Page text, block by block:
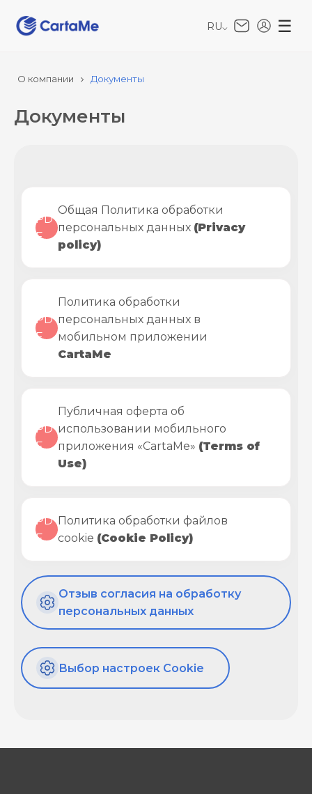
RU⌵
О компании Документы
Документы
PD
F
Общая Политика обработки
персональных данных (Privacy
policy)
PD
F
Политика обработки
персональных данных в
мобильном приложении
CartaMe
PD
F
Публичная оферта об
использовании мобильного
приложения «CartaMe» (Terms of
Use)
PD
F
Политика обработки файлов
cookie (Cookie Policy)
Отзыв согласия на обработку
персональных данных
Выбор настроек Cookie